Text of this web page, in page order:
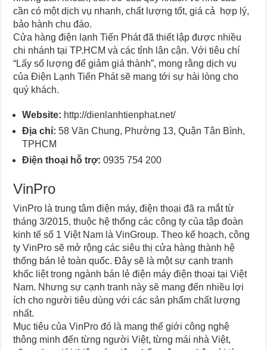
cần có một dịch vụ nhanh, chất lượng tốt, giá cả hợp lý,
bảo hành chu đáo.
Cửa hàng điện lạnh Tiến Phát đã thiết lập được nhiều
chi nhánh tại TP.HCM và các tỉnh lân cận. Với tiêu chí
“Lấy số lượng để giảm giá thành”, mong rằng dịch vụ
của Điện Lạnh Tiến Phát sẽ mang tới sự hài lòng cho
quý khách.
Website: http://dienlanhtienphat.net/
Địa chỉ:58 Văn Chung, Phường 13, Quận Tân Bình,
TPHCM
Điện thoại hỗ trợ: 0935 754 200
VinPro
VinPro là trung tâm điện máy, điện thoại đã ra mắt từ
tháng 3/2015, thuộc hệ thống các công ty của tập đoàn
kinh tế số 1 Việt Nam là VinGroup. Theo kế hoạch, công
ty VinPro sẽ mở rộng các siêu thị cửa hàng thành hệ
thống bán lẻ toàn quốc. Đây sẽ là một sự cạnh tranh
khốc liệt trong ngành bán lẻ điện máy điện thoại tại Việt
Nam. Nhưng sự cạnh tranh này sẽ mang đến nhiều lợi
ích cho người tiêu dùng với các sản phẩm chất lượng
nhất.
Mục tiêu của VinPro đó là mang thế giới công nghệ
thông minh đến từng người Việt, từng mái nhà Việt,